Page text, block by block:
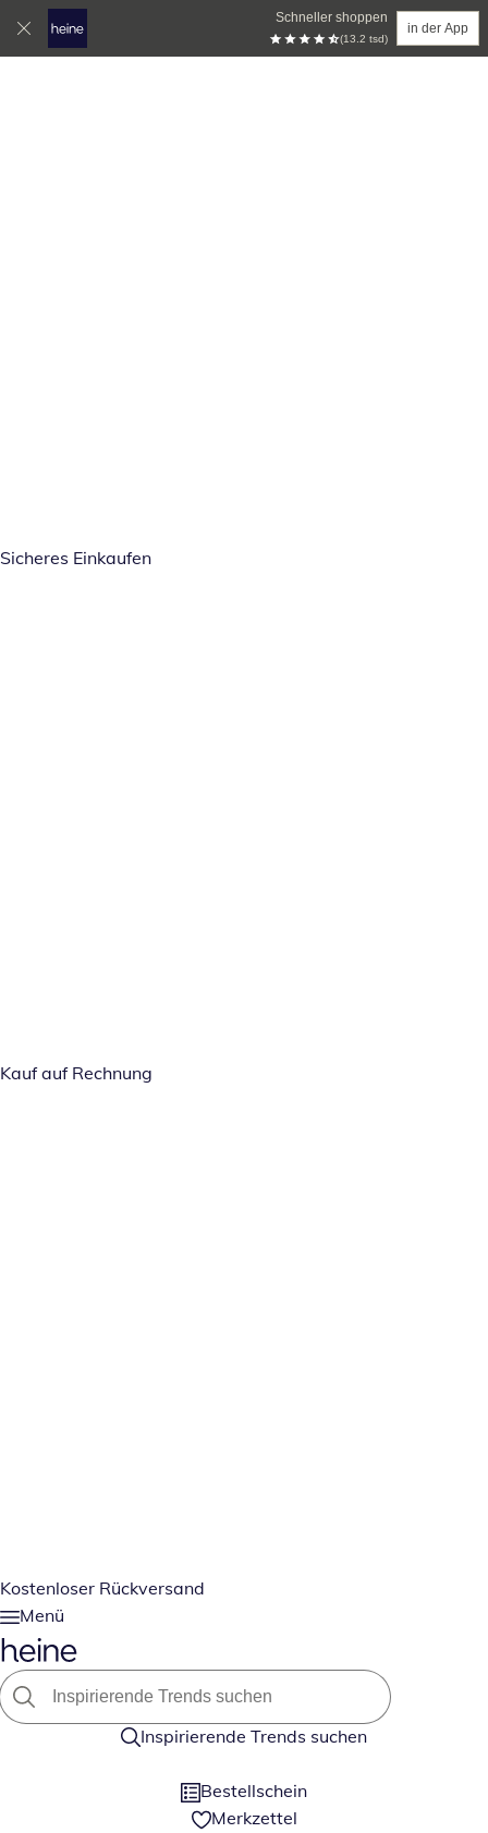
Schneller shoppen
(13.2 tsd)
in der App
Sicheres Einkaufen
Kauf auf Rechnung
Kostenloser Rückversand
Menü
Inspirierende Trends suchen
Bestellschein
Merkzettel